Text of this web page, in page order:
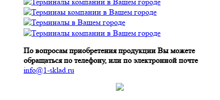
По вопросам приобретения продукции Вы можете
обращаться по телефону, или по электронной почте
info@1-sklad.ru